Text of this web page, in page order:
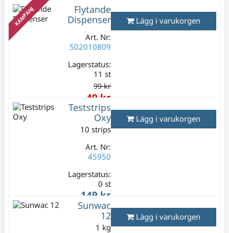
KAMPANJ
Flytande
Dispenser
Art. Nr:
502010809
Lagerstatus:
11 st
99 kr
49 kr
Varav moms:
9,80 kr
Lägg i varukorgen
Teststrips
Oxy
10 strips
Art. Nr:
45950
Lagerstatus:
0 st
149 kr
Varav moms:
29,80 kr
Lägg i varukorgen
Sunwac
12
1 kg
Lägg i varukorgen